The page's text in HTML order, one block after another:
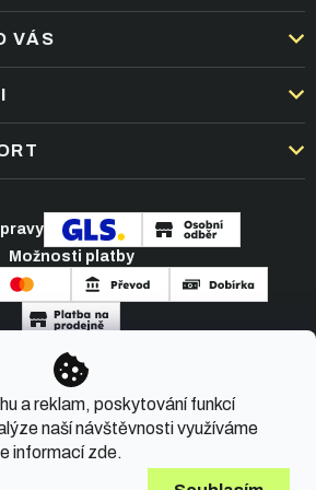
a reklam, poskytování funkcí
naší návštěvnosti využíváme
informacízde.
VÁS
ZBOŽÍ
Možnosti platby
INASPORT.CZ. Všechna práva
vyhrazena.